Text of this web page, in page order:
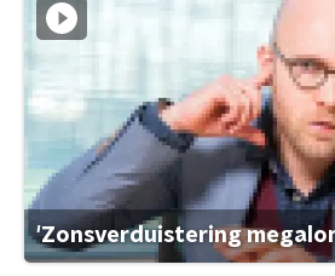
'Zonsverduistering